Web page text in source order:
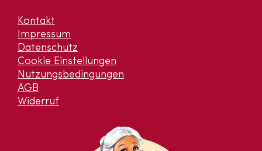
Kontakt
Impressum
Datenschutz
Cookie Einstellungen
Nutzungsbedingungen
AGB
Widerruf